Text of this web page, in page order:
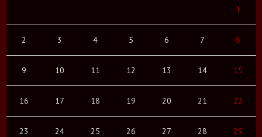
1
2 3 4 5 6 7 8
9 10 11 12 13 14 15
16 17 18 19 20 21 22
23 24 25 26 27 28 29